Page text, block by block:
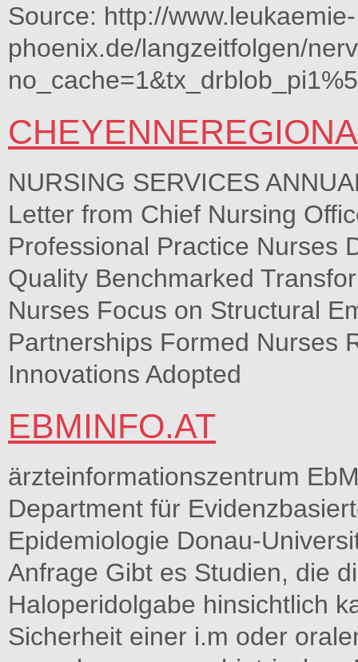
Source: http://www.leukaemie-
phoenix.de/langzeitfolgen/
NURSING SERVICES
Letter from Chief Nursing
Professional Practice Nurses
Quality Benchmarked
Nurses Focus on Structural
Partnerships Formed Nurses
Innovations Adopted
EBMINFO.AT
ärzteinformationszentrum
Department für
Epidemiologie Donau-
Anfrage Gibt es Studien, die
Haloperidolgabe hinsichtlich
Sicherheit einer i.m oder